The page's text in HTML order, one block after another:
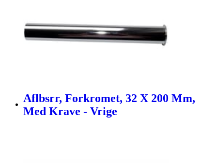
Aflbsrr, Forkromet, 32 X 200 Mm,
Med Krave - Vrige